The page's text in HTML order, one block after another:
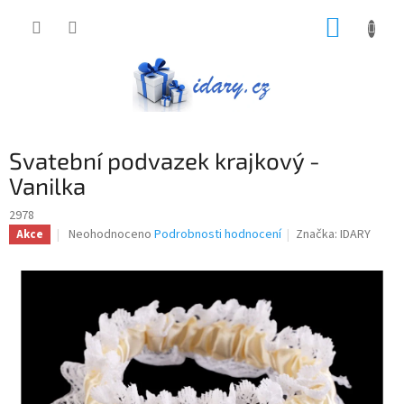
Svatební podvazek krajkový -
Vanilka
2978
Akce
Průměrné
produktu
hvězdiček.
Neohodnoceno Podrobnosti hodnocení Značka:IDARY